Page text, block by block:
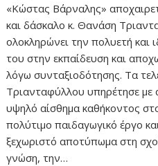
«Κώστας Βάρναλης»
και δάσκαλο κ. Θανάση
ολοκληρώνει την πολυετή και
του στην εκπαίδευση και
λόγω συνταξιοδότησης. Τα
Τριανταφύλλου υπηρέτησε
υψηλό αίσθημα καθήκοντος
πολύτιμο παιδαγωγικό έργο
ξεχωριστό αποτύπωμα στη
γνώση, την…